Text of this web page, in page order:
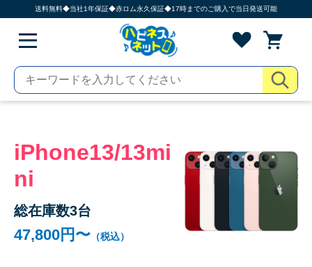
送料無料◆当社1年保証◆赤ロム永久保証◆17時までのご購入で当日発送可能
iPhone13/13mi
ni
総在庫数3台
47,800円〜 （税込）